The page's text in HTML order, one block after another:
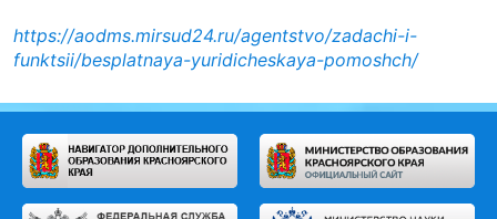
https://aodms.mirsud24.ru/agentstvo/zadachi-i-
funktsii/besplatnaya-yuridicheskaya-pomoshch/